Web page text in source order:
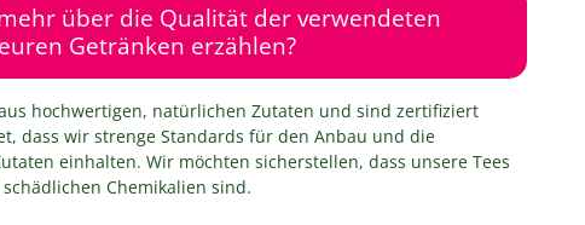
über die Qualität der verwendeten
Getränken erzählen?
hochwertigen, natürlichen Zutaten und sind zertifiziert
dass wir strenge Standards für den Anbau und die
einhalten. Wir möchten sicherstellen, dass unsere Tees
Chemikalien sind.